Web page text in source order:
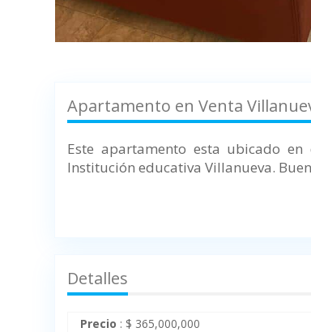
Apartamento en Venta
Este apartamento esta ubicado
Institución educativa Villanueva.
Detalles
Precio : $ 365,000,000